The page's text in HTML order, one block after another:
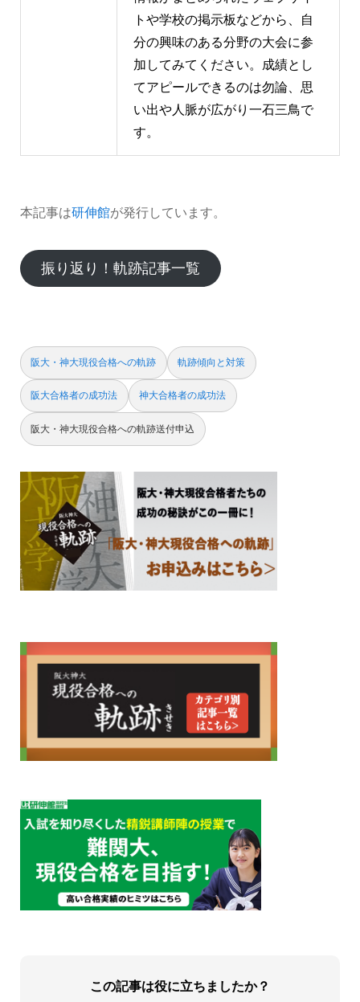
トや学校の掲示板などから、自
分の興味のある分野の大会に参
加してみてください。成績とし
てアピールできるのは勿論、思
い出や人脈が広がり一石三鳥で
す。
本記事は研伸館が発行しています。
振り返り！軌跡記事一覧
阪大・神大現役合格への軌跡 軌跡傾向と対策
阪大合格者の成功法 神大合格者の成功法
阪大・神大現役合格への軌跡送付申込
この記事は役に立ちましたか？